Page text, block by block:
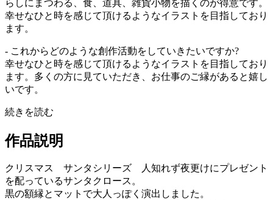
らしにまつわる、食、道具、雑貨小物を描くのが得意です。
幸せなひと時を感じて頂けるようなイラストを目指しており
ます。
- これからどのような創作活動をしていきたいですか?
幸せなひと時を感じて頂けるようなイラストを目指しており
ます。多くの方に見ていただき、お仕事のご縁があると嬉し
いです。
続きを読む
作品説明
クリスマス サンタシリーズ 人知れず夜更けにプレゼント
を配っているサンタクロース。
黒の額縁とマットで大人っぽく演出しました。